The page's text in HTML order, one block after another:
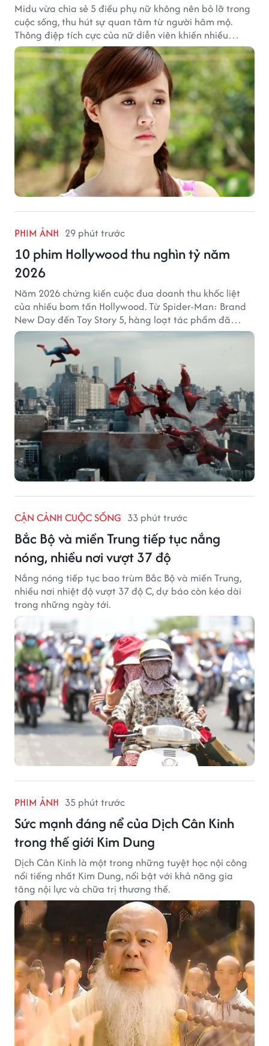
Midu vừa chia sẻ 5 điều phụ nữ không nên bỏ lỡ trong
cuộc sống, thu hút sự quan tâm từ người hâm mộ.
Thông điệp tích cực của nữ diễn viên khiến nhiều
người đồng cảm khi nhìn lại hành trình sự nghiệp và
hạnh phúc hiện tại của cô.
PHIM ẢNH 29 phút trước
10 phim Hollywood thu nghìn tỷ năm
2026
Năm 2026 chứng kiến cuộc đua doanh thu khốc liệt
của nhiều bom tấn Hollywood. Từ Spider-Man: Brand
New Day đến Toy Story 5, hàng loạt tác phẩm đã
mang về hàng chục nghìn tỷ đồng và tạo nên những
cột mốc đáng nhớ tại phòng vé toàn cầu.
CẬN CẢNH CUỘC SỐNG 33 phút trước
Bắc Bộ và miền Trung tiếp tục nắng
nóng, nhiều nơi vượt 37 độ
Nắng nóng tiếp tục bao trùm Bắc Bộ và miền Trung,
nhiều nơi nhiệt độ vượt 37 độ C, dự báo còn kéo dài
trong những ngày tới.
PHIM ẢNH 35 phút trước
Sức mạnh đáng nể của Dịch Cân Kinh
trong thế giới Kim Dung
Dịch Cân Kinh là một trong những tuyệt học nội công
nổi tiếng nhất Kim Dung, nổi bật với khả năng gia
tăng nội lực và chữa trị thương thế.